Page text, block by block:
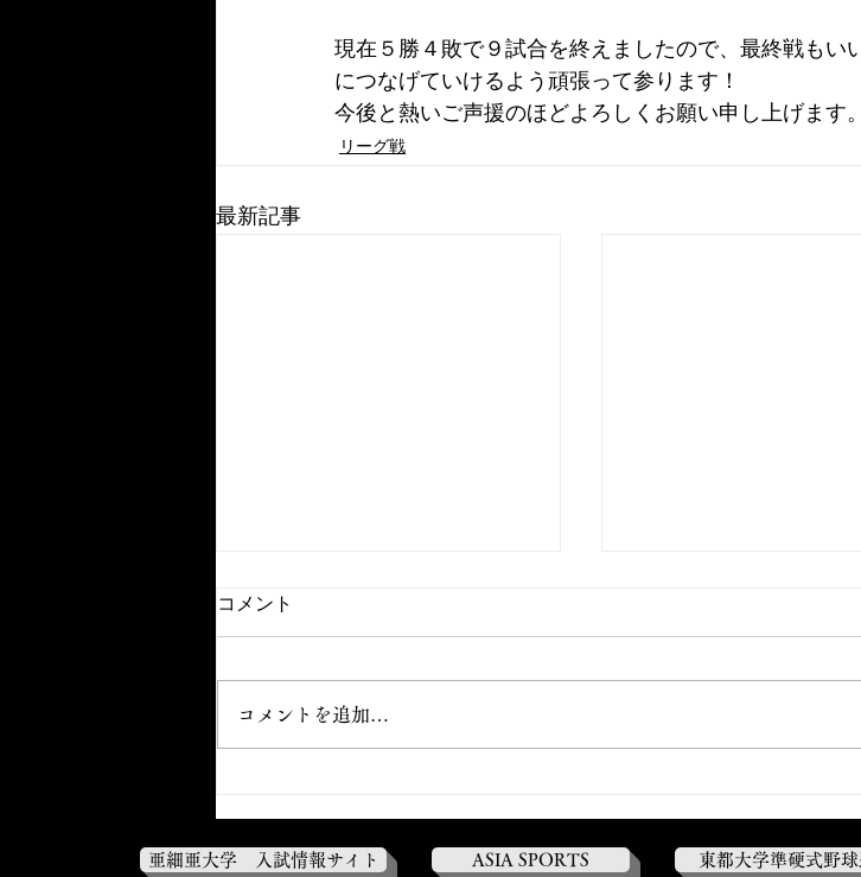
現在５勝４敗で９試合を終えましたので、最終戦もい
につなげていけるよう頑張って参ります！
今後と熱いご声援のほどよろしくお願い申し上げます。
リーグ戦
最新記事
海大学2-1○
海大学7-3○
コメント
コメントを追加…
亜細亜大学 入試情報サイト ASIA SPORTS 東都大学準硬式野